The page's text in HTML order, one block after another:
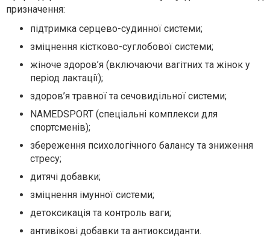
призначення:
підтримка серцево-судинної системи;
зміцнення кістково-суглобової системи;
жіноче здоров’я (включаючи вагітних та жінок у
період лактації);
здоров’я травної та сечовидільної системи;
NAMEDSPORT (спеціальні комплекси для
спортсменів);
збереження психологічного балансу та зниження
стресу;
дитячі добавки;
зміцнення імунної системи;
детоксикація та контроль ваги;
антивікові добавки та антиоксиданти.